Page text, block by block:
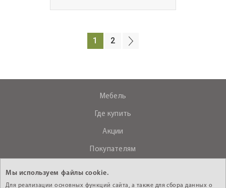
1 2
Мебель
Где купить
Акции
Покупателям
Контакты
Мы используем файлы cookie.
Для реализации основных функций сайта, а также для сбора данных о